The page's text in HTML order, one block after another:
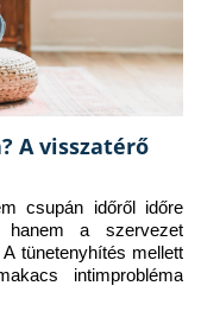
A visszatérő
csupán időről időre
hanem a szervezet
tünetenyhítés mellett
intimprobléma